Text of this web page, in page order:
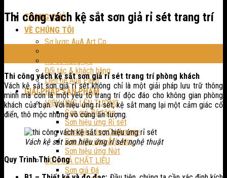
TRANG CHỦ
VỀ CHÚNG TÔI
Sơ lược AuA Art Co.
Hồ sơ năng lực
Đối tác & khách hàng
Liên hệ Aua Paint
GIẢI PHÁP SẢN PHẨM
HIỆU ỨNG LÊN TƯỜNG
Sơn giả Bê tông
Sơn hiệu ứng Rỉ sét
Sơn hiệu ứng Cashmere
Sơn hiệu ứng Ánh kim
Sơn hiệu ứng Nứt
SƠN GIẢ CHẤT LIỆU
Sơn giả Đá
Thi công vách kệ sắt sơn giả rỉ sét trang trí
Thi công vách kệ sắt sơn giả rỉ sét trang trí phòng khách
Vách kệ sắt sơn giả rỉ sét không chỉ là một giải pháp lưu trữ thông
minh mà còn là một yếu tố trang trí độc đáo cho không gian phòng
khách của bạn. Với hiệu ứng rỉ sét, kệ sắt mang lại một cảm giác cổ
điển, thô mộc nhưng vô cùng ấn tượng.
Vách kệ sắt sơn hiệu ứng rỉ sét nghệ thuật
Quy Trình Thi Công